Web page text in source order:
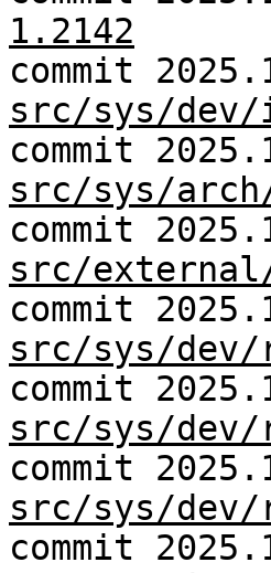
1.2142
commit
src/sys/dev/
commit
src/sys/
commit
src/
commit
src/sys/dev/
commit
src/sys/dev/
commit
src/sys/dev/
commit